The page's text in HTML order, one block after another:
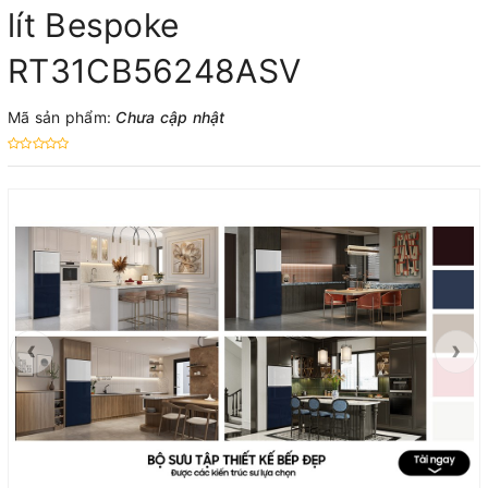
lít Bespoke
RT31CB56248ASV
Mã sản phẩm: Chưa cập nhật
‹ ›